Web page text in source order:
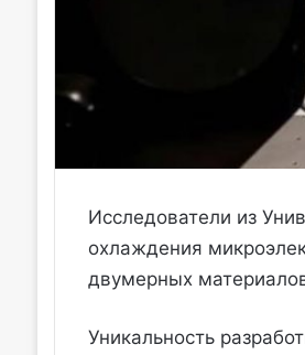
Исследователи из
охлаждения
двумерных
Уникальность